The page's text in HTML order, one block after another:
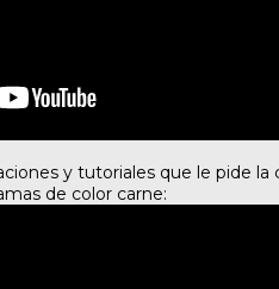
y tutoriales que le pide
de color carne: